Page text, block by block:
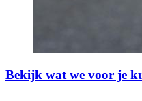
Bekijk wat we voor je